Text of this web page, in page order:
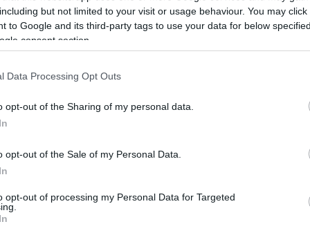
but not limited to your visit or usage behaviour. You may
to Google and its third-party tags to use your data for below
consent section.
Data Processing Opt Outs
opt-out of the Sharing of my personal data.
opt-out of the Sale of my Personal Data.
opt-out of processing my Personal Data for Targeted
nå går til Sverige med laget (Fredrik
Beslutninger i CAS er endelige. Ustyugov
sjeldent at domstolen vil behandle denne typen
som har blitt omfordelt etter vinterlekene i
oxandrolone i 2013, noe han også anket.
da CAS avslo den første ankesaken til Evgeny
konkurranser fra sommeren 2013 til våren 2014.